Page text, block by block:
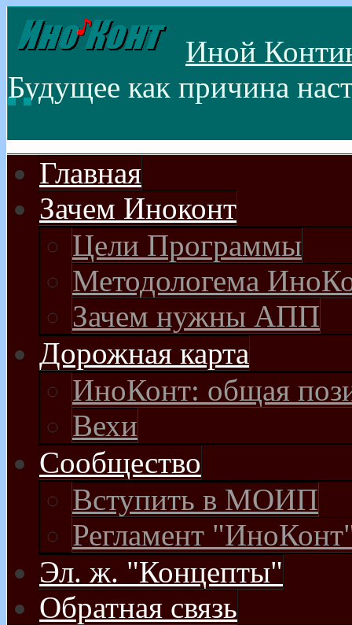
Иной
Будущее как причина
Главная
Зачем Иноконт
Цели Программы
Методологема
Зачем нужны АПП
Дорожная карта
ИноКонт: общая
Вехи
Сообщество
Вступить в МОИП
Регламент
Эл. ж. "Концепты"
Обратная связь